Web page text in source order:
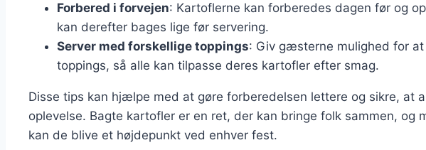
Forbered i forvejen: Kartoflerne kan forberedes dagen før og
kan derefter bages lige før servering.
Server med forskellige toppings: Giv gæsterne mulighed for
toppings, så alle kan tilpasse deres kartofler efter smag.
Disse tips kan hjælpe med at gøre forberedelsen lettere og sikre, at
oplevelse. Bagte kartofler er en ret, der kan bringe folk sammen, og
kan de blive et højdepunkt ved enhver fest.